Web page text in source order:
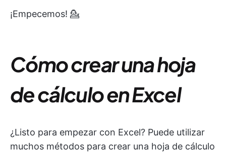
¡Empecemos! 💁
Cómo crear una hoja
de cálculo en Excel
¿Listo para empezar con Excel? Puede utilizar
muchos métodos para crear una hoja de cálculo